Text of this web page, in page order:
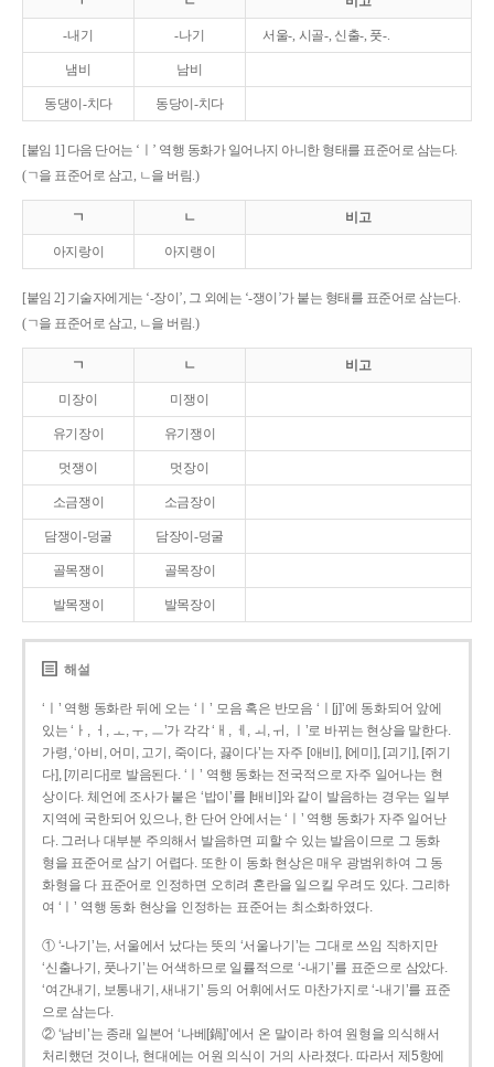
-내기 -나기 서울-, 시골-, 신출-, 풋-.
냄비 남비
동댕이-치다 동당이-치다
[붙임 1] 다음 단어는 ‘ㅣ’ 역행 동화가 일어나지 아니한 형태를 표준어로 삼는다.
(ㄱ을 표준어로 삼고, ㄴ을 버림.)
ㄱ ㄴ 비고
아지랑이 아지랭이
[붙임 2] 기술자에게는 ‘-장이’, 그 외에는 ‘-쟁이’가 붙는 형태를 표준어로 삼는다.
(ㄱ을 표준어로 삼고, ㄴ을 버림.)
ㄱ ㄴ 비고
미장이 미쟁이
유기장이 유기쟁이
멋쟁이 멋장이
소금쟁이 소금장이
담쟁이-덩굴 담장이-덩굴
골목쟁이 골목장이
발목쟁이 발목장이
해설
‘ㅣ’ 역행 동화란 뒤에 오는 ‘ㅣ’ 모음 혹은 반모음 ‘ㅣ[j]’에 동화되어 앞에
있는 ‘ㅏ, ㅓ, ㅗ, ㅜ, ㅡ’가 각각 ‘ㅐ, ㅔ, ㅚ, ㅟ, ㅣ’로 바뀌는 현상을 말한다.
가령, ‘아비, 어미, 고기, 죽이다, 끓이다’는 자주 [애비], [에미], [괴기], [쥐기
다], [끼리다]로 발음된다. ‘ㅣ’ 역행 동화는 전국적으로 자주 일어나는 현
상이다. 체언에 조사가 붙은 ‘밥이’를 [배비]와 같이 발음하는 경우는 일부
지역에 국한되어 있으나, 한 단어 안에서는 ‘ㅣ’ 역행 동화가 자주 일어난
다. 그러나 대부분 주의해서 발음하면 피할 수 있는 발음이므로 그 동화
형을 표준어로 삼기 어렵다. 또한 이 동화 현상은 매우 광범위하여 그 동
화형을 다 표준어로 인정하면 오히려 혼란을 일으킬 우려도 있다. 그리하
여 ‘ㅣ’ 역행 동화 현상을 인정하는 표준어는 최소화하였다.
① ‘-나기’는, 서울에서 났다는 뜻의 ‘서울나기’는 그대로 쓰임 직하지만
‘신출나기, 풋나기’는 어색하므로 일률적으로 ‘-내기’를 표준으로 삼았다.
‘여간내기, 보통내기, 새내기’ 등의 어휘에서도 마찬가지로 ‘-내기’를 표준
으로 삼는다.
② ‘남비’는 종래 일본어 ‘나베[鍋]’에서 온 말이라 하여 원형을 의식해서
처리했던 것이나, 현대에는 어원 의식이 거의 사라졌다. 따라서 제5항에